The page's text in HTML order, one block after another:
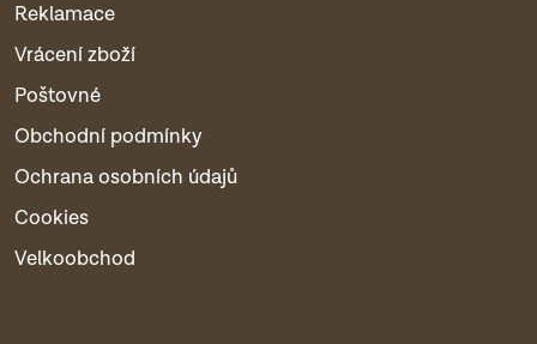
Reklamace
Vrácení zboží
Poštovné
Obchodní podmínky
Ochrana osobních údajů
Cookies
Velkoobchod